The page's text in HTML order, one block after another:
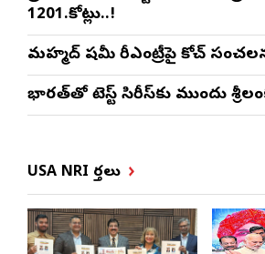
1201.కోట్లు..!
మహ్మద్ షమీ రీఎంట్రీపై కోచ్
భారత్‌తో టెస్ట్ సిరీస్‌కు ముందు
USA NRI వార్తలు